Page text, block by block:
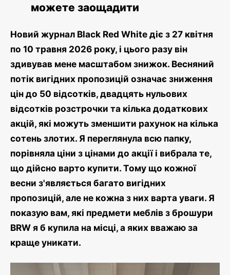
можете заощадити
Новий журнал Black Red White діє з 27 квітня
по 10 травня 2026 року, і цього разу він
здивував мене масштабом знижок. Весняний
потік вигідних пропозицій означає зниження
цін до 50 відсотків, двадцять нульових
відсотків розстрочки та кілька додаткових
акцій, які можуть зменшити рахунок на кілька
сотень злотих. Я переглянула всю папку,
порівняла ціни з цінами до акції і вибрала те,
що дійсно варто купити. Тому що кожної
весни з'являється багато вигідних
пропозицій, але не кожна з них варта уваги. Я
показую вам, які предмети меблів з брошури
BRW я б купила на місці, а яких вважаю за
краще уникати.